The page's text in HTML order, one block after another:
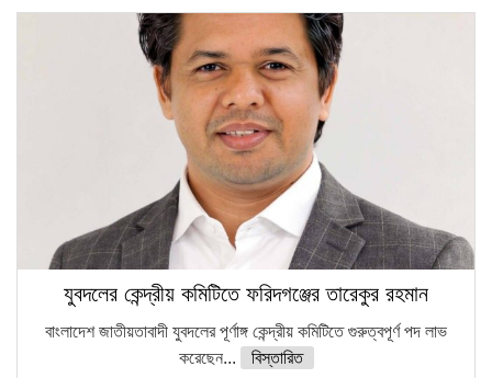
কঠোর হচ্ছে এসএসসি ও এইচএসসি পরীক্ষা
ফরিদগঞ্জে আগুনে পুড়লো ৬ ব্যবসা প্রতিষ্ঠান
যুবদলের কেন্দ্রীয় কমিটিতে ফরিদগঞ্জের তারেকুর রহমান
বাংলাদেশ জাতীয়তাবাদী যুবদলের পূর্ণাঙ্গ কেন্দ্রীয় কমিটিতে গুরুত্বপূর্ণ পদ লাভ
করেছেন...
বিস্তারিত